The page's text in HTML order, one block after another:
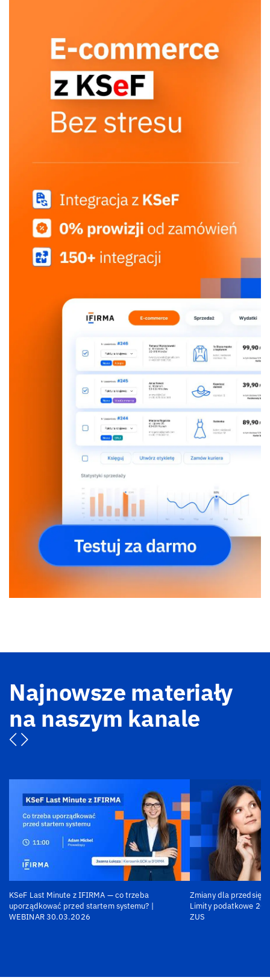
Najnowsze materiały
na naszym kanale
KSeF Last Minute z IFIRMA — co trzeba
uporządkować przed startem systemu? |
WEBINAR 30.03.2026
Zmiany dla
Limity podatkowe
ZUS